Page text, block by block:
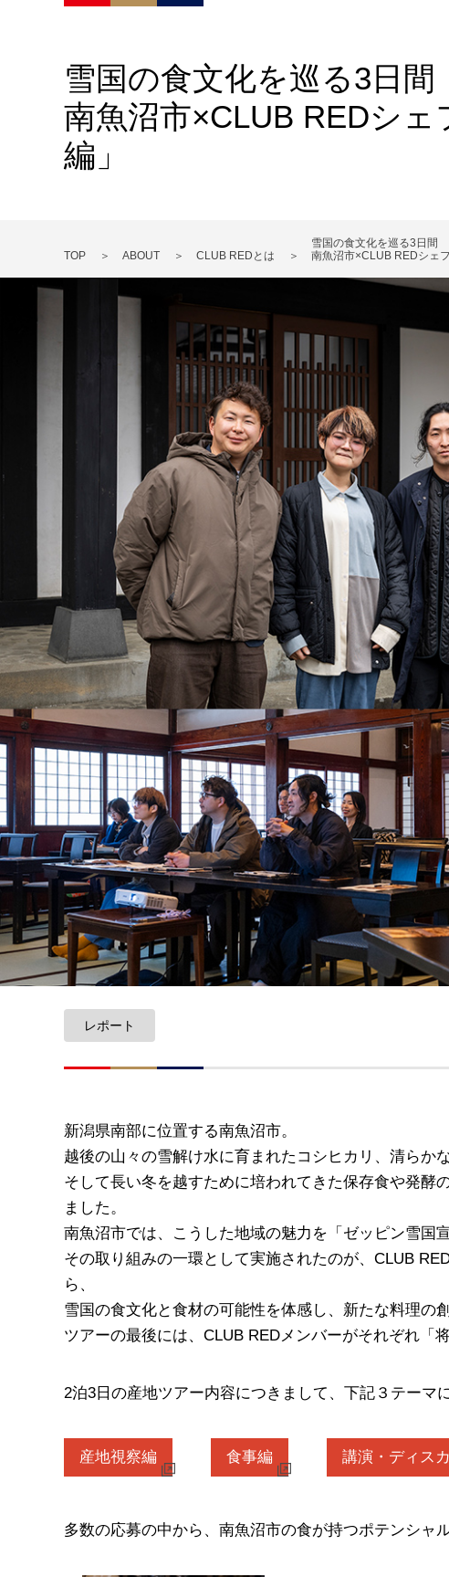
雪国の食文化を巡る3日間
南魚沼市×CLUB REDシ
編」
TOP ABOUT CLUB REDとは
雪国の食文化を巡る3日間
南魚沼市×CLUB REDシェ
レポート
新潟県南部に位置する南魚沼市。
越後の山々の雪解け水に育まれたコシヒカリ、清らか
そして長い冬を越すために培われてきた保存食や発酵
ました。
南魚沼市では、こうした地域の魅力を「ゼッピン雪国
その取り組みの一環として実施されたのが、CLUB
ら、
雪国の食文化と食材の可能性を体感し、新たな料理の
ツアーの最後には、CLUB REDメンバーがそれぞれ「
2泊3日の産地ツアー内容につきまして、下記３テーマ
産地視察編 食事編 講演・ディス
多数の応募の中から、南魚沼市の食が持つポテンシャ